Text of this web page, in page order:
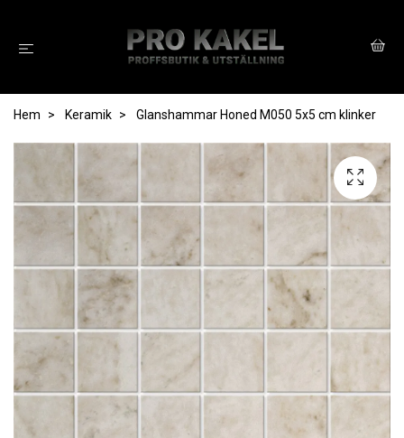
Hem Keramik Glanshammar Honed M050 5x5 cm klinker